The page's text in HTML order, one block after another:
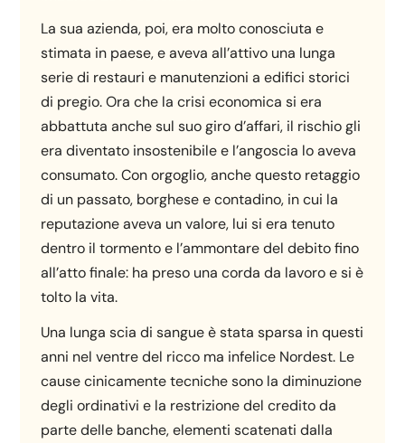
La sua azienda, poi, era molto conosciuta e
stimata in paese, e aveva all’attivo una lunga
serie di restauri e manutenzioni a edifici storici
di pregio. Ora che la crisi economica si era
abbattuta anche sul suo giro d’affari, il rischio gli
era diventato insostenibile e l’angoscia lo aveva
consumato. Con orgoglio, anche questo retaggio
di un passato, borghese e contadino, in cui la
reputazione aveva un valore, lui si era tenuto
dentro il tormento e l’ammontare del debito fino
all’atto finale: ha preso una corda da lavoro e si è
tolto la vita.
Una lunga scia di sangue è stata sparsa in questi
anni nel ventre del ricco ma infelice Nordest. Le
cause cinicamente tecniche sono la diminuzione
degli ordinativi e la restrizione del credito da
parte delle banche, elementi scatenati dalla